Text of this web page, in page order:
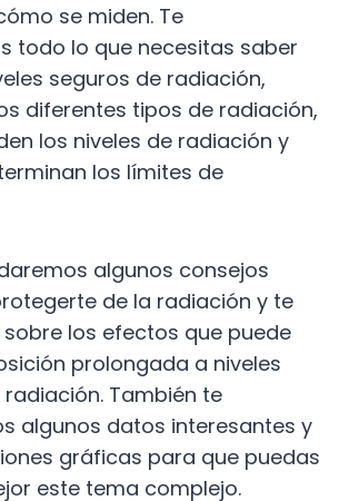
se miden. Te
todo lo que necesitas saber
seguros de radiación,
diferentes tipos de radiación,
los niveles de radiación y
los límites de
algunos consejos
de la radiación y te
los efectos que puede
prolongada a niveles
También te
algunos datos interesantes y
gráficas para que puedas
este tema complejo.